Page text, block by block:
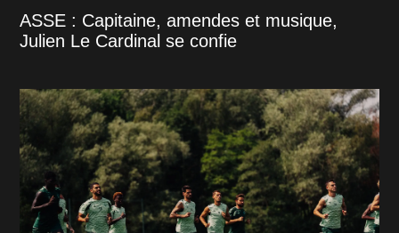
ASSE : Capitaine, amendes et musique,
Julien Le Cardinal se confie